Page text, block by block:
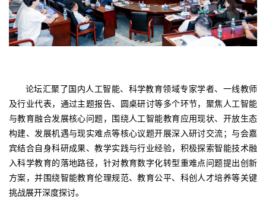
论坛汇聚了国内人工智能、科学教育领域专家学者、一线教师
及行业代表，通过主题报告、圆桌研讨等多个环节，聚焦人工智能
与教育融合发展核心问题，围绕人工智能教育应用现状、开放生态
构建、发展机遇与现实难点等核心议题开展深入研讨交流；与会嘉
宾结合自身科研成果、教学实践与行业经验，积极探索智能技术融
入科学教育的落地路径，针对教育数字化转型重难点问题提出创新
方案，并围绕智能教育伦理规范、教育公平、科创人才培养等关键
挑战展开深度探讨。